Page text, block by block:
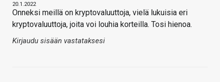
20.1.2022
Onneksi meillä on kryptovaluuttoja, vielä lukuisia eri
kryptovaluuttoja, joita voi louhia korteilla. Tosi hienoa.
Kirjaudu sisään vastataksesi